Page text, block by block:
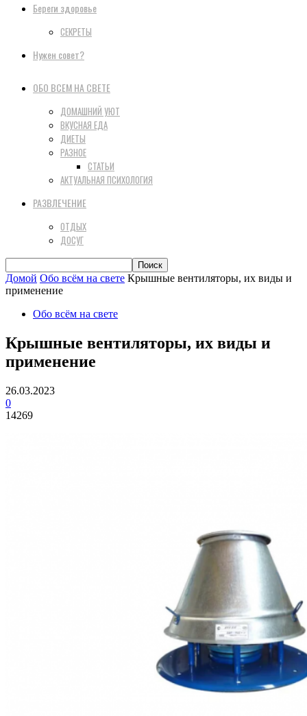
Береги здоровье
СЕКРЕТЫ
Нужен совет?
ОБО ВСЕМ НА СВЕТЕ
ДОМАШНИЙ УЮТ
ВКУСНАЯ ЕДА
ДИЕТЫ
РАЗНОЕ
СТАТЬИ
АКТУАЛЬНАЯ ПСИХОЛОГИЯ
РАЗВЛЕЧЕНИЕ
ОТДЫХ
ДОСУГ
Домой Обо всём на свете Крышные вентиляторы, их виды и
применение
Обо всём на свете
Крышные вентиляторы, их виды и
применение
26.03.2023
0
14269